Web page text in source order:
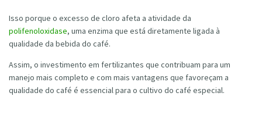
Isso porque o excesso de cloro afeta a atividade da
polifenoloxidase, uma enzima que está diretamente ligada à
qualidade da bebida do café.
Assim, o investimento em fertilizantes que contribuam para um
manejo mais completo e com mais vantagens que favoreçam a
qualidade do café é essencial para o cultivo do café especial.